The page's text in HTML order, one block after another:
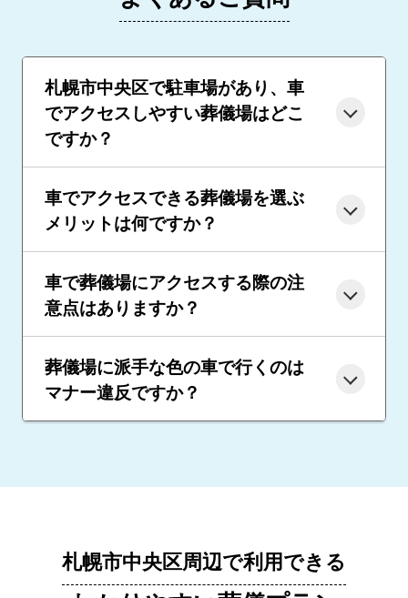
札幌市中央区で駐車場があり、車
でアクセスしやすい葬儀場はどこ
ですか？
車でアクセスできる葬儀場を選ぶ
メリットは何ですか？
車で葬儀場にアクセスする際の注
意点はありますか？
葬儀場に派手な色の車で行くのは
マナー違反ですか？
札幌市中央区周辺で利用できる